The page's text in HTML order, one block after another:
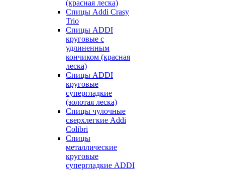
(красная леска)
Спицы Addi Crasy
Trio
Спицы ADDI
круговые с
удлиненным
кончиком (красная
леска)
Спицы ADDI
круговые
супергладкие
(золотая леска)
Спицы чулочные
сверхлегкие Addi
Colibri
Спицы
металлические
круговые
супергладкие ADDI